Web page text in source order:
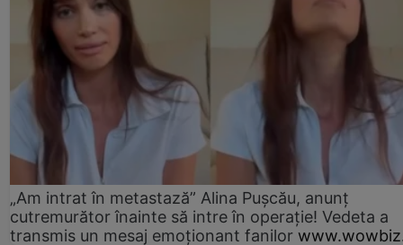
„Am intrat în metastază” Alina Pușcău, anunț
cutremurător înainte să intre în operație! Vedeta a
transmis un mesaj emoționant fanilor